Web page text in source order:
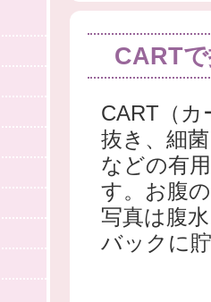
CART
CART（
抜き、細
などの有
す。お腹
写真は腹
バックに